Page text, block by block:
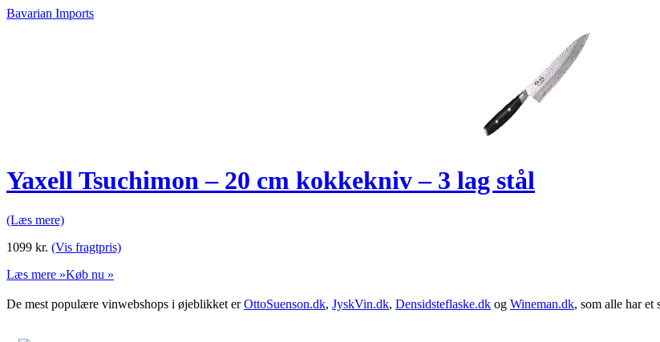
Bavarian Imports
Yaxell Tsuchimon – 20 cm kokkekniv – 3 lag stål
(Læs mere)
1099 kr. (Vis fragtpris)
Læs mere »Køb nu »
De mest populære vinwebshops i øjeblikket erOttoSuenson.dk, JyskVin.dk, Densidsteflaske.dk og Wineman.dk, som alle har et